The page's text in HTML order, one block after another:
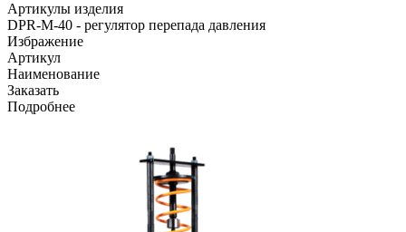
Артикулы изделия
DPR-M-40 - регулятор перепада давления
Избражение
Артикул
Наименование
Заказать
Подробнее